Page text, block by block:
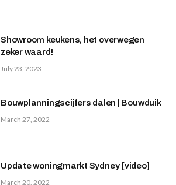
Showroom keukens, het overwegen
zeker waard!
July 23, 2023
Bouwplanningscijfers dalen | Bouwduik
March 27, 2022
Update woningmarkt Sydney [video]
March 20, 2022